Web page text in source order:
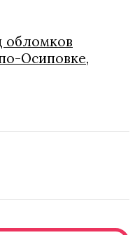
обломков
Осиповке,